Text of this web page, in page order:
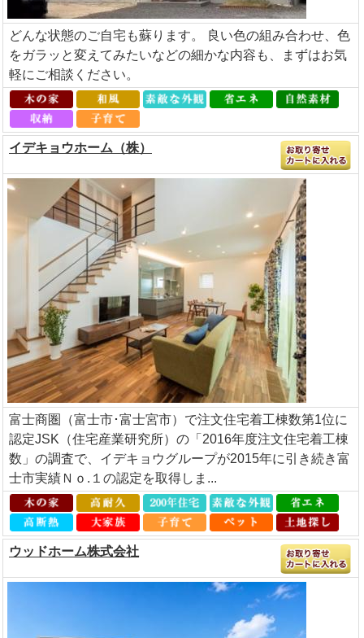
どんな状態のご自宅も蘇ります。 良い色の組み合わせ、色
をガラッと変えてみたいなどの細かな内容も、まずはお気
軽にご相談ください。
イデキョウホーム（株）
富士商圏（富士市･富士宮市）で注文住宅着工棟数第1位に
認定JSK（住宅産業研究所）の「2016年度注文住宅着工棟
数」の調査で、イデキョウグループが2015年に引き続き富
士市実績Ｎｏ.１の認定を取得しま...
ウッドホーム株式会社